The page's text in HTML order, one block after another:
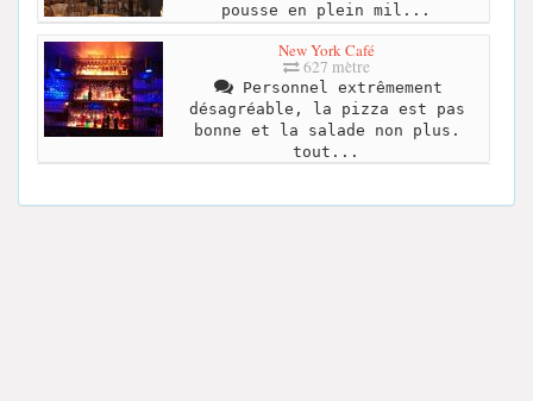
pousse en plein mil...
New York Café
627 mètre
Personnel extrêmement
désagréable, la pizza est pas
bonne et la salade non plus.
tout...